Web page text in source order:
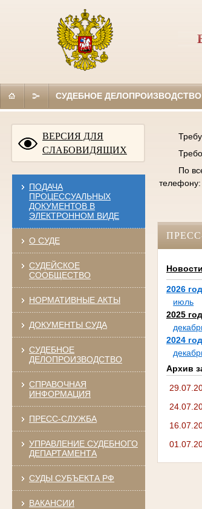
СУДЕБНОЕ ДЕЛОПРОИЗВОДСТВО
ВЕРСИЯ ДЛЯ
СЛАБОВИДЯЩИХ
ПОДАЧА
ПРОЦЕССУАЛЬНЫХ
ДОКУМЕНТОВ В
ЭЛЕКТРОННОМ ВИДЕ
О СУДЕ
СУДЕЙСКОЕ
СООБЩЕСТВО
НОРМАТИВНЫЕ АКТЫ
ДОКУМЕНТЫ СУДА
СУДЕБНОЕ
ДЕЛОПРОИЗВОДСТВО
СПРАВОЧНАЯ
ИНФОРМАЦИЯ
ПРЕСС-СЛУЖБА
УПРАВЛЕНИЕ СУДЕБНОГО
ДЕПАРТАМЕНТА
СУДЫ СУБЪЕКТА РФ
ВАКАНСИИ
По
Новости
2026 год
июль
2025 год
2024 год
Архив